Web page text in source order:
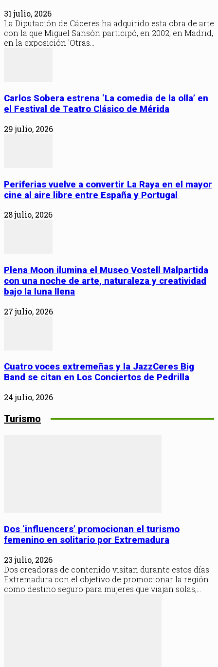
31 julio, 2026
La Diputación de Cáceres ha adquirido esta obra de arte
con la que Miguel Sansón participó, en 2002, en Madrid,
en la exposición 'Otras...
Carlos Sobera estrena ‘La comedia de la olla’ en
el Festival de Teatro Clásico de Mérida
29 julio, 2026
Periferias vuelve a convertir La Raya en el mayor
cine al aire libre entre España y Portugal
28 julio, 2026
Plena Moon ilumina el Museo Vostell Malpartida
con una noche de arte, naturaleza y creatividad
bajo la luna llena
27 julio, 2026
Cuatro voces extremeñas y la JazzCeres Big
Band se citan en Los Conciertos de Pedrilla
24 julio, 2026
Turismo
Dos ‘influencers’ promocionan el turismo
femenino en solitario por Extremadura
23 julio, 2026
Dos creadoras de contenido visitan durante estos días
Extremadura con el objetivo de promocionar la región
como destino seguro para mujeres que viajan solas,...